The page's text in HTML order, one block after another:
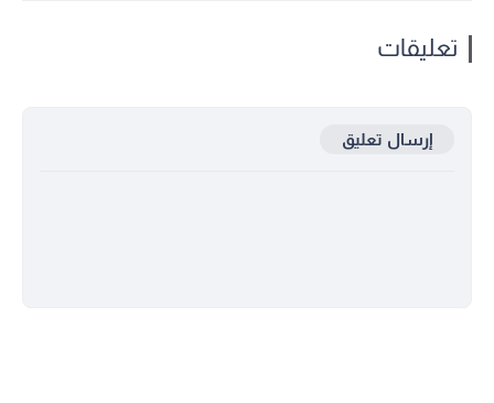
تعليقات
إرسال تعليق